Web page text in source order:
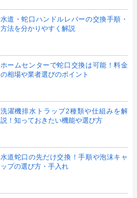
水道・蛇口ハンドルレバーの交換手順・
方法を分かりやすく解説
ホームセンターで蛇口交換は可能！料金
の相場や業者選びのポイント
洗濯機排水トラップ2種類や仕組みを解
説！知っておきたい機能や選び方
水道蛇口の先だけ交換！手順や泡沫キャ
ップの選び方・手入れ